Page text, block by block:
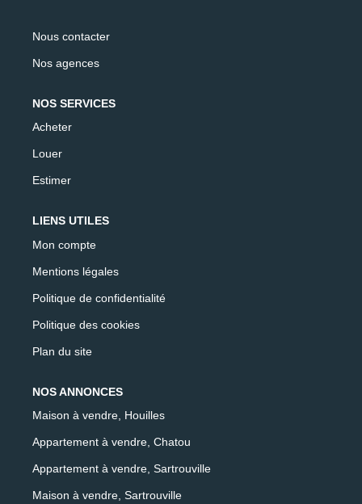
Nous contacter
Nos agences
NOS SERVICES
Acheter
Louer
Estimer
LIENS UTILES
Mon compte
Mentions légales
Politique de confidentialité
Politique des cookies
Plan du site
NOS ANNONCES
Maison à vendre, Houilles
Appartement à vendre, Chatou
Appartement à vendre, Sartrouville
Maison à vendre, Sartrouville